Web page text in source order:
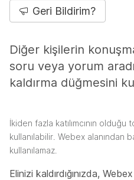
Geri Bildirim?
Diğer kişilerin
soru veya yorum
kaldırma düğmesini
İkiden fazla katılımcının olduğu
kullanılabilir. Webex alanından
kullanılamaz.
Elinizi kaldırdığınızda,